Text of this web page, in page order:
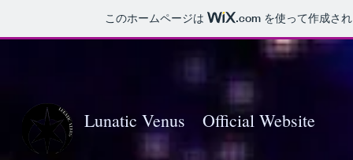
このホームページは .com を使って作成さ
Lunatic Venus Official Website